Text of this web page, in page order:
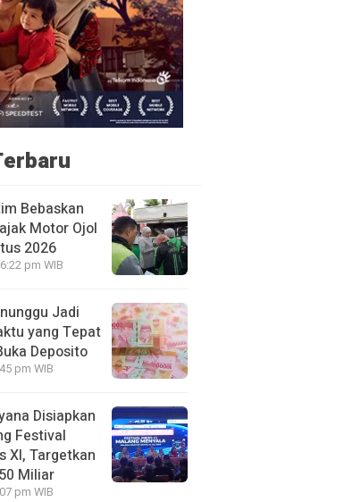
Bebaskan
Motor Ojol
2026
pm WIB
Jadi
yang Tepat
Deposito
pm WIB
Disiapkan
Festival
XI, Targetkan
Miliar
pm WIB